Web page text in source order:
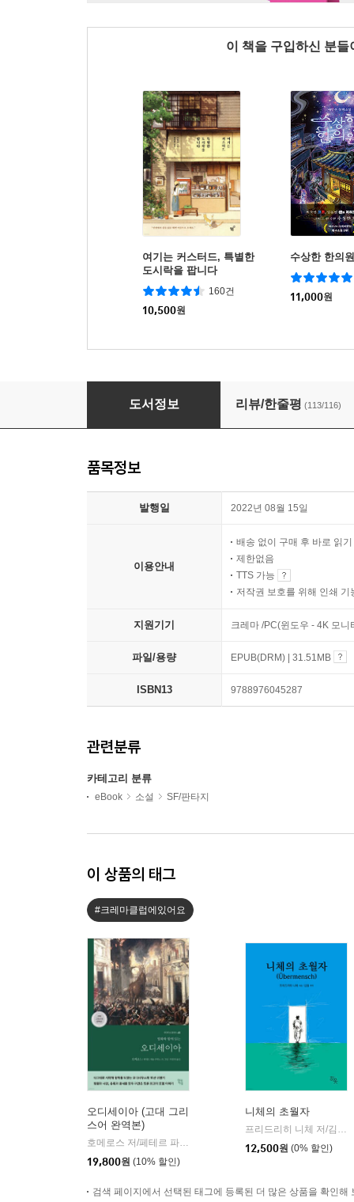
이 책을 구입하신 분
여기는 커스터드, 특별한
도시락을 팝니다
160건
10,500원
수상한 한의원
11,000원
수상한 목욕탕
도서정보 리뷰/한줄평 (113/116)
품목정보
발행일 2022년 08월 15일
이용안내
배송 없이 구매 후 바로 읽기
제한없음
TTS 가능
저작권 보호를 위해 인쇄 기
지원기기 크레마 /PC(윈도우 - 4K 모
파일/용량 EPUB(DRM) | 31.51MB
ISBN13 9788976045287
관련분류
카테고리 분류
eBook 소설 SF/판타지
이 상품의 태그
#크레마클럽에있어요
오디세이아 (고대 그리
스어 완역본)
| 현대지성
19,800원 (10% 할인)
니체의 초월자
12,500원 (0% 할인)
검색 페이지에서 선택된 태그에 등록된 더 많은 상품을 확인해